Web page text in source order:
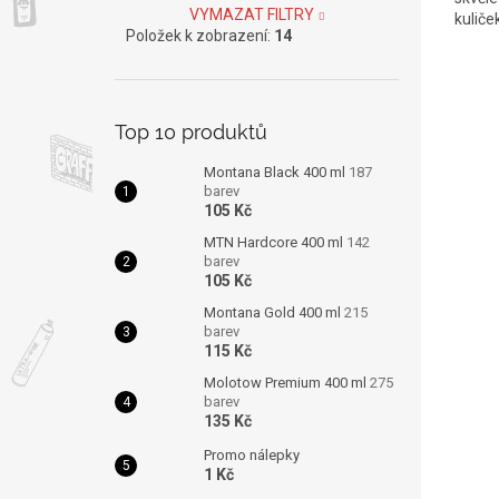
VYMAZAT FILTRY
Položek k zobrazení: 14
Top 10 produktů
Montana Black 400 ml 187
barev
105 Kč
MTN Hardcore 400 ml 142
barev
105 Kč
Montana Gold 400 ml 215
barev
115 Kč
Molotow Premium 400 ml 275
barev
135 Kč
Promo nálepky
1 Kč